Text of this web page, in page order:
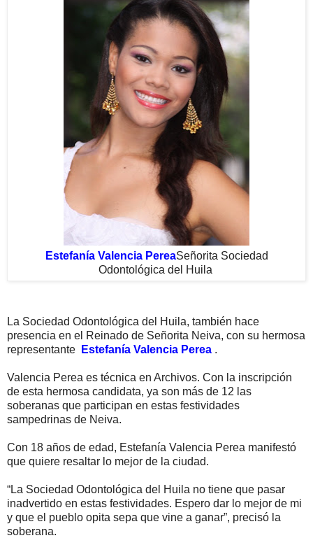
Estefanía Valencia PereaSeñorita Sociedad
Odontológica del Huila
La Sociedad Odontológica del Huila, también hace
presencia en el Reinado de Señorita Neiva, con su hermosa
representante
Estefanía Valencia Perea .
Valencia Perea es técnica en Archivos. Con la inscripción
de esta hermosa candidata, ya son más de 12 las
soberanas que participan en estas festividades
sampedrinas de Neiva.
Con 18 años de edad, Estefanía Valencia Perea manifestó
que quiere resaltar lo mejor de la ciudad.
“La Sociedad Odontológica del Huila no tiene que pasar
inadvertido en estas festividades. Espero dar lo mejor de mi
y que el pueblo opita sepa que vine a ganar”, precisó la
soberana.